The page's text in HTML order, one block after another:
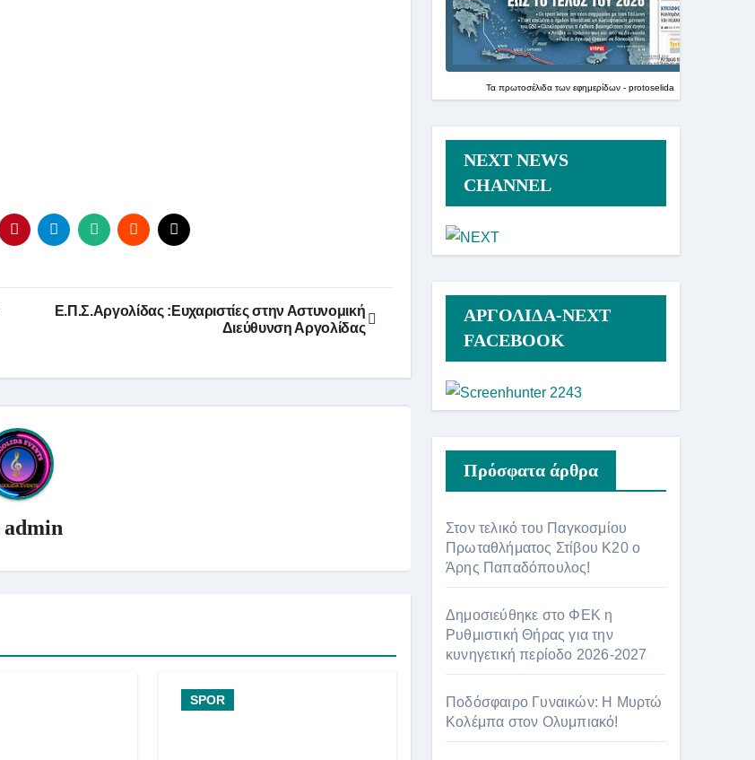
Ε.Π.Σ.Αργολίδας :Ευχαριστίες στην Αστυνομική
Διεύθυνση Αργολίδας
admin
SPOR
Τα πρωτοσέλιδα των εφημερίδων - protoselida
NEXT NEWS
CHANNEL
ΑΡΓΟΛΙΔΑ-ΝΕΧΤ
FACEBOOK
Πρόσφατα άρθρα
Στον τελικό του Παγκοσμίου
Πρωταθλήματος Στίβου Κ20 ο
Άρης Παπαδόπουλος!
Δημοσιεύθηκε στο ΦΕΚ η
Ρυθμιστική Θήρας για την
κυνηγετική περίοδο 2026-2027
Ποδόσφαιρο Γυναικών: Η Μυρτώ
Κολέμπα στον Ολυμπιακό!